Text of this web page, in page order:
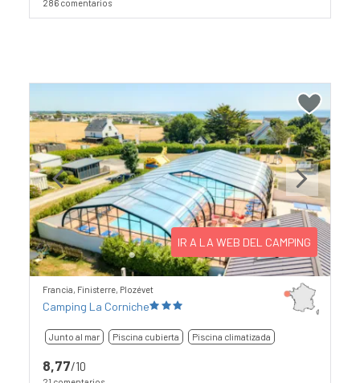
286 comentarios
Previous Next
IR A LA WEB DEL CAMPING
Francia, Finisterre, Plozévet
Camping La Corniche
Junto al mar Piscina cubierta Piscina climatizada
8,77/10